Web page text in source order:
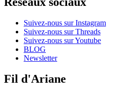
Suivez-nous sur Instagram
Suivez-nous sur Threads
Suivez-nous sur Youtube
BLOG
Newsletter
Fil d'Ariane